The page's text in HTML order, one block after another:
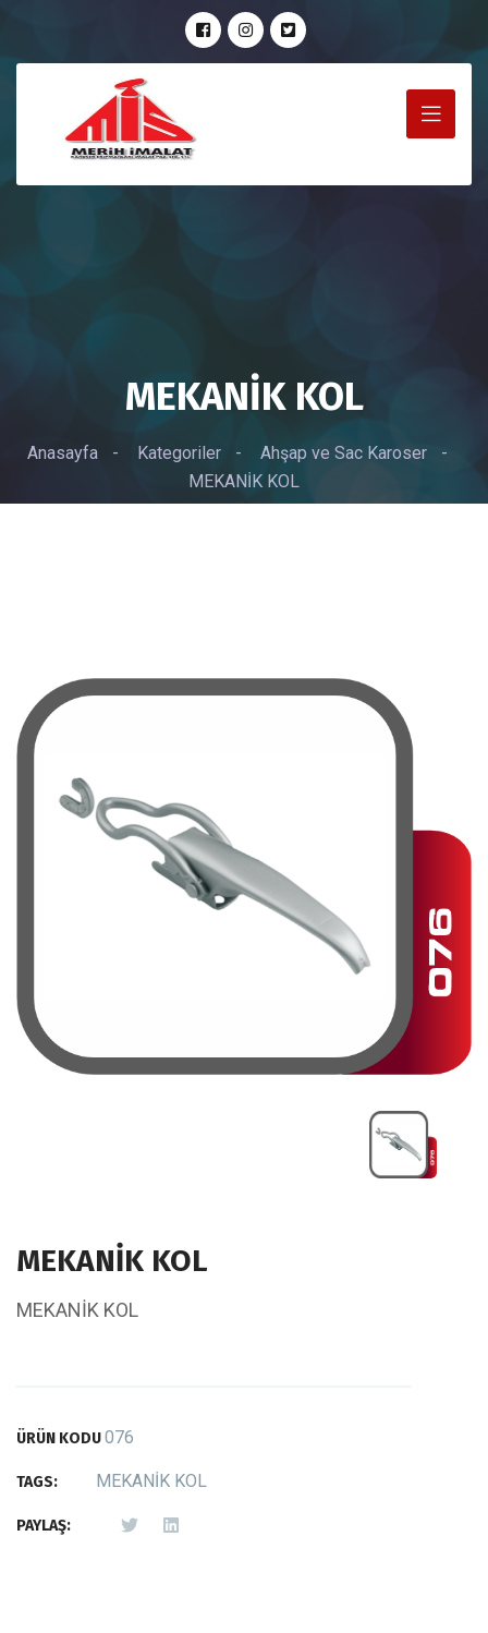
MEKANİK KOL
Anasayfa - Kategoriler - Ahşap ve Sac Karoser
-
MEKANİK KOL
MEKANİK KOL
MEKANİK KOL
ÜRÜN KODU076
TAGS: MEKANİK KOL
PAYLAŞ: